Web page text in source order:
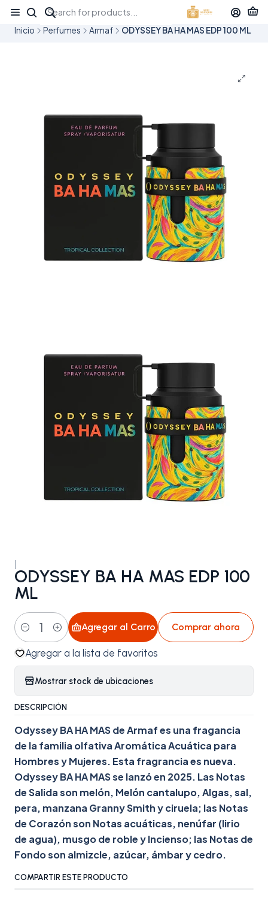
¡APROVECHA NUESTRAS OFERTAS EN TUBBEES ESTE DÍA DEL NIÑO!
Inicio Perfumes Armaf ODYSSEY BA HA MAS EDP 100 ML
ODYSSEY BA HA MAS EDP 100
ML
Cantidad
Agregar al Carro Comprar ahora
Agregar a la lista de favoritos
Mostrar stock de ubicaciones
DESCRIPCIÓN
Odyssey BA HA MAS de Armaf es una fragancia
de la familia olfativa Aromática Acuática para
Hombres y Mujeres. Esta fragrancia es nueva.
Odyssey BA HA MAS se lanzó en 2025. Las Notas
de Salida son melón, Melón cantalupo, Algas, sal,
pera, manzana Granny Smith y ciruela; las Notas
de Corazón son Notas acuáticas, nenúfar (lirio
de agua), musgo de roble y Incienso; las Notas de
Fondo son almizcle, azúcar, ámbar y cedro.
COMPARTIR ESTE PRODUCTO